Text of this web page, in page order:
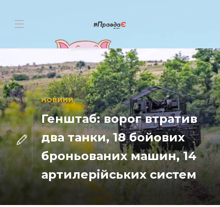
НОВИНИ
Генштаб: ворог втратив
два танки, 18 бойових
броньованих машин, 14
артилерійських систем